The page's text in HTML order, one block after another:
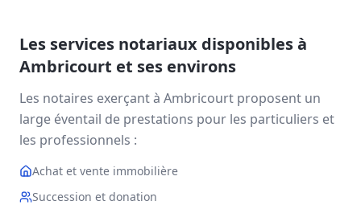
Les services notariaux disponibles à
Ambricourt et ses environs
Les notaires exerçant à Ambricourt proposent un
large éventail de prestations pour les particuliers et
les professionnels :
Achat et vente immobilière
Succession et donation